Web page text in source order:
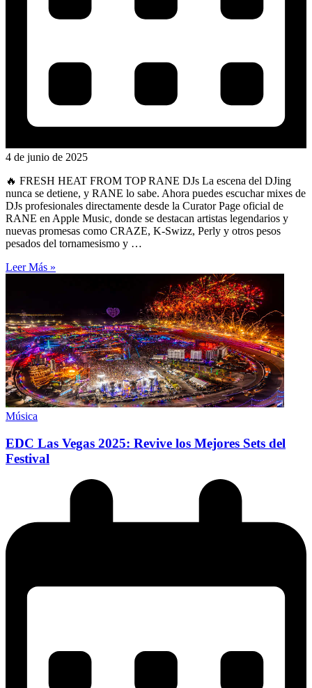
4 de junio de 2025
🔥 FRESH HEAT FROM TOP RANE DJs La escena del DJing
nunca se detiene, y RANE lo sabe. Ahora puedes escuchar mixes de
DJs profesionales directamente desde la Curator Page oficial de
RANE en Apple Music, donde se destacan artistas legendarios y
nuevas promesas como CRAZE, K-Swizz, Perly y otros pesos
pesados del tornamesismo y …
Leer Más »
Música
EDC Las Vegas 2025: Revive los Mejores Sets del
Festival